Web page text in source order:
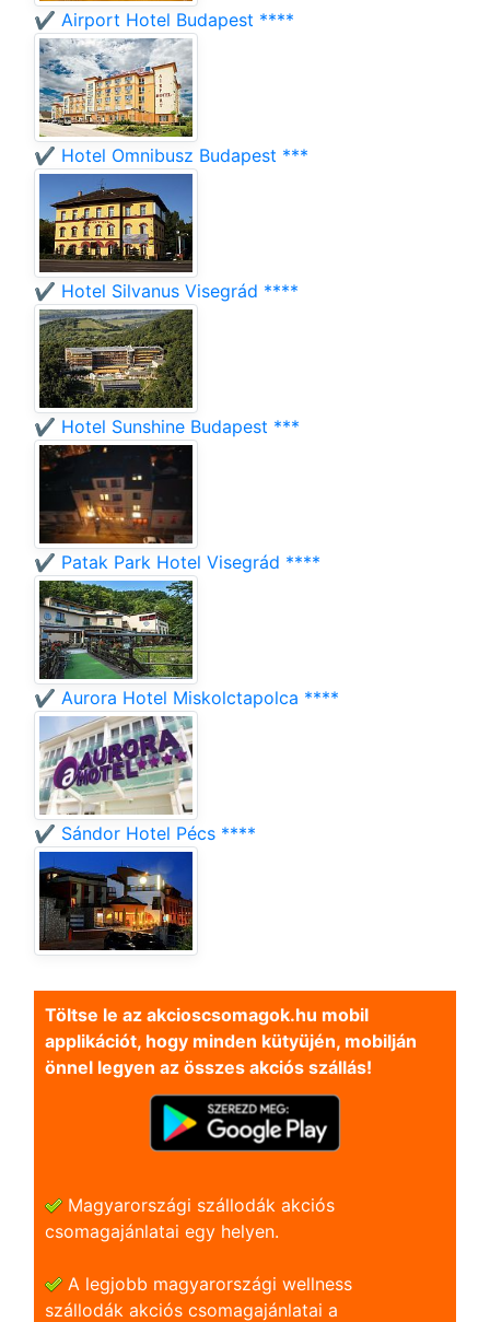
✔️ Airport Hotel Budapest ****
✔️ Hotel Omnibusz Budapest ***
✔️ Hotel Silvanus Visegrád ****
✔️ Hotel Sunshine Budapest ***
✔️ Patak Park Hotel Visegrád ****
✔️ Aurora Hotel Miskolctapolca ****
✔️ Sándor Hotel Pécs ****
Töltse le az akcioscsomagok.hu mobil
applikációt, hogy minden kütyüjén, mobilján
önnel legyen az összes akciós szállás!
Magyarországi szállodák akciós
csomagajánlatai egy helyen.
A legjobb magyarországi wellness
szállodák akciós csomagajánlatai a